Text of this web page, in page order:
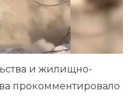
и жилищно-
прокомментировало